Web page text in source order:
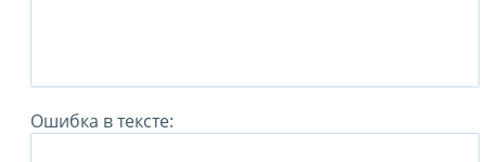
Ошибка в тексте: